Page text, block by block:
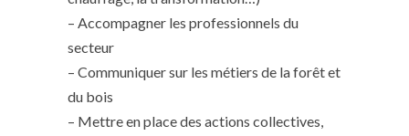
– Accompagner les professionnels du
secteur
– Communiquer sur les métiers de la forêt et
du bois
– Mettre en place des actions collectives,